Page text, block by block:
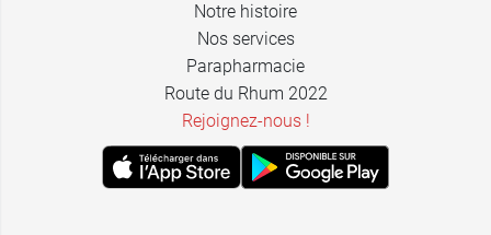
Notre histoire
Nos services
Parapharmacie
Route du Rhum 2022
Rejoignez-nous !